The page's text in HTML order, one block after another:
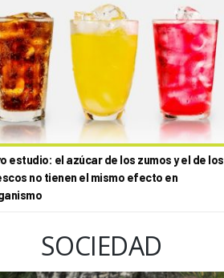
estudio: el azúcar de los zumos y el de los
no tienen el mismo efecto en
SOCIEDAD